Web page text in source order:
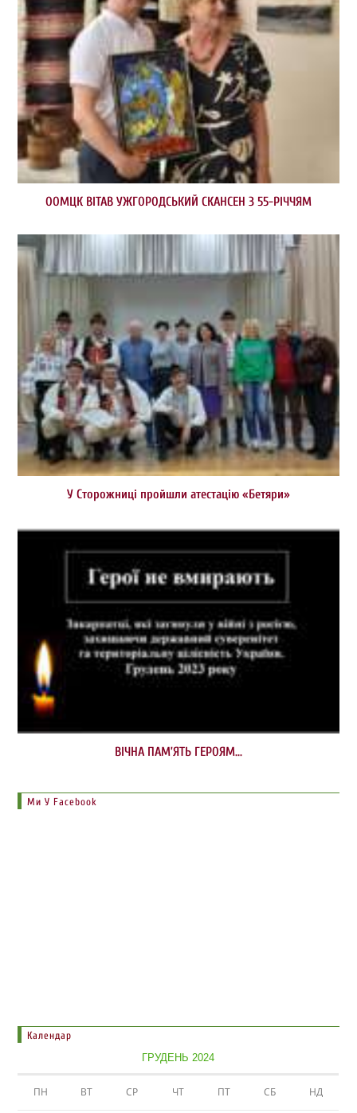
ООМЦК ВІТАВ УЖГОРОДСЬКИЙ СКАНСЕН З 55-РІЧЧЯМ
У Сторожниці пройшли атестацію «Бетяри»
ВІЧНА ПАМ’ЯТЬ ГЕРОЯМ…
Ми У Facebook
Календар
ГРУДЕНЬ 2024
ПН ВТ СР ЧТ ПТ СБ НД